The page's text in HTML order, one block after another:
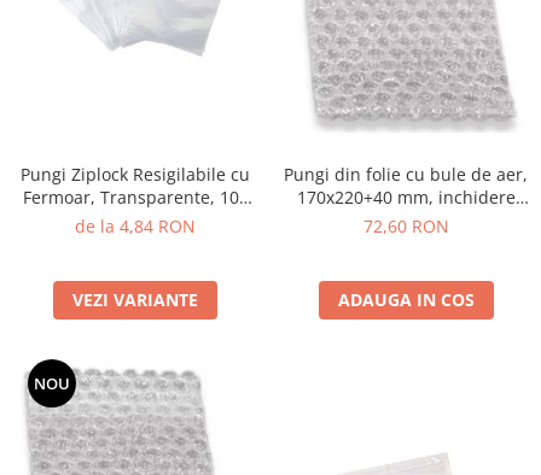
Pungi Ziplock Resigilabile cu
Fermoar, Transparente, 100
buc
de la 4,84 RON
VEZI VARIANTE
Pungi din folie cu bule de aer,
170x220+40 mm, inchidere
clapeta adeziv permanent,
72,60 RON
ADAUGA IN COS
NOU